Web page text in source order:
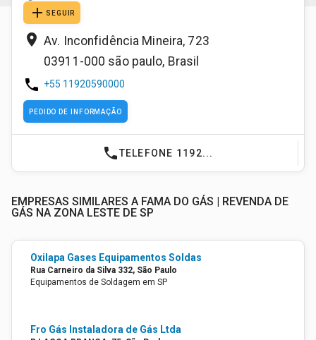
add SEGUIR
place Av. Inconfidência Mineira, 723
03911-000 são paulo, Brasil
phone +55 11920590000
PEDIDO DE INFORMAÇÃO
phoneTELEFONE 1192...
EMPRESAS SIMILARES A FAMA DO GÁS | REVENDA DE
GÁS NA ZONA LESTE DE SP
Oxilapa Gases Equipamentos Soldas
Rua Carneiro da Silva 332, São Paulo
Equipamentos de Soldagem em SP
Fro Gás Instaladora de Gás Ltda